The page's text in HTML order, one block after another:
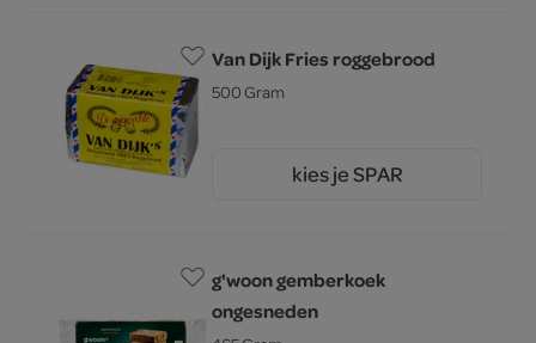
Van Dijk Fries roggebrood
500 Gram
kies je SPAR
g'woon gemberkoek
ongesneden